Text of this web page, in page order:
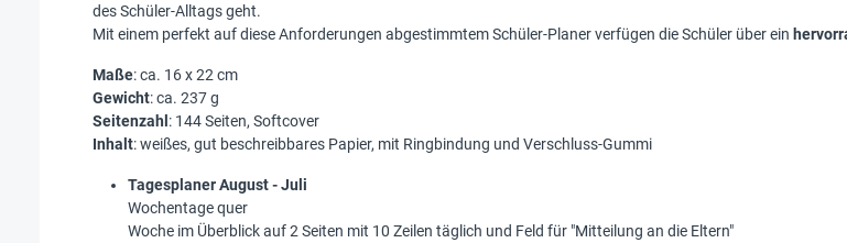
des Schüler-Alltags geht.
Mit einem perfekt auf diese Anforderungen abgestimmtem Schüler-Planer verfügen die Schüler über ein
Maße: ca. 16 x 22 cm
Gewicht: ca. 237 g
Seitenzahl : 144 Seiten, Softcover
Inhalt:weißes, gut beschreibbares Papier, mit Ringbindung und Verschluss-Gummi
Tagesplaner August - Juli
Wochentage quer
Woche im Überblick auf 2 Seiten mit 10 Zeilen täglich und Feld für "Mitteilung an die Eltern"